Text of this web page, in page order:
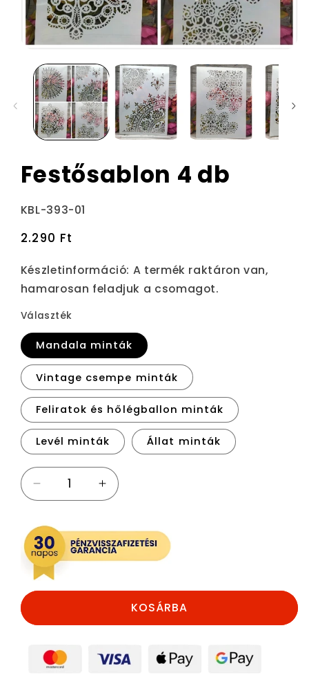
Festősablon 4 db
Termékváltozat:
KBL-393-01
Normál
2.290 Ft
Készletinformáció: A termék raktáron van,
hamarosan feladjuk a csomagot.
Választék
Mandala minták
Vintage csempe minták
Feliratok és hőlégballon minták
Levél minták Állat minták
Festősablon
4
mennyiségének
csökkentése
Festősablon
4
mennyiségének
növelése
KOSÁRBA